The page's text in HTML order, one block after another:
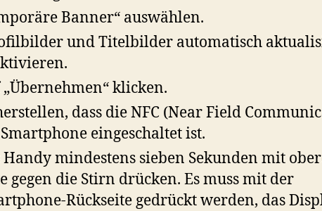
Banner“ auswählen.
und Titelbilder automatisch
klicken.
dass die NFC (Near Field
eingeschaltet ist.
Handy mindestens sieben Sekunden mit
gegen die Stirn drücken. Es muss mit der
Rückseite gedrückt werden, das